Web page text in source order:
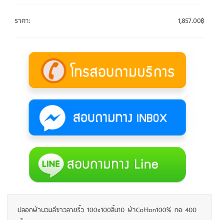
ราคา: 1,857.00฿
ปลอกผ้านวมสีขาวลายริ้ว 100x100ลิ้น10 ผ้าCotton100% ทอ 400